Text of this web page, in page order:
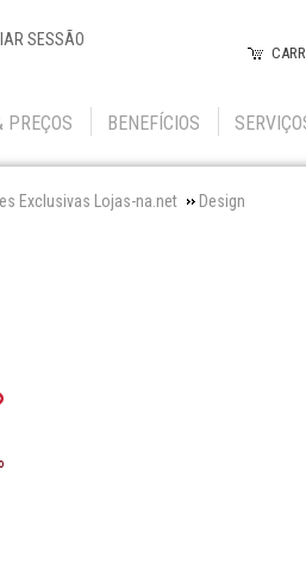
SESSÃO
PREÇOS BENEFÍCIOS
Exclusivas Lojas-na.net Design